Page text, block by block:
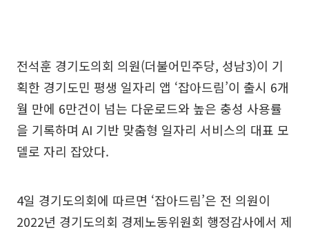
전석훈 경기도의회 의원(더불어민주당, 성남3)이 기
획한 경기도민 평생 일자리 앱 ‘잡아드림’이 출시 6개
월 만에 6만건이 넘는 다운로드와 높은 충성 사용률
을 기록하며 AI 기반 맞춤형 일자리 서비스의 대표 모
델로 자리 잡았다.
4일 경기도의회에 따르면 ‘잡아드림’은 전 의원이
2022년 경기도의회 경제노동위원회 행정감사에서 제